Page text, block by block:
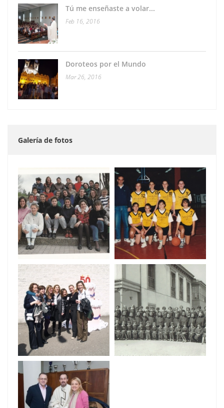
Tú me enseñaste a volar...
Feb 16, 2016
Doroteos por el Mundo
Mar 26, 2016
Galería de fotos